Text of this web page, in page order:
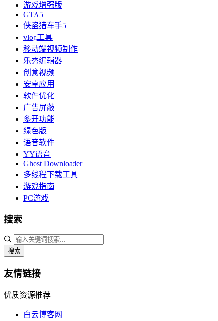
游戏增强版
GTA5
侠盗猎车手5
vlog工具
移动端视频制作
乐秀编辑器
创意视频
安卓应用
软件优化
广告屏蔽
多开功能
绿色版
语音软件
YY语音
Ghost Downloader
多线程下载工具
游戏指南
PC游戏
搜索
搜索
友情链接
优质资源推荐
白云博客网